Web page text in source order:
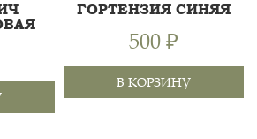
ГОРТЕНЗИЯ СИНЯЯ
500 ₽
В КОРЗИНУ